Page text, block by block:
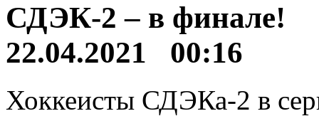
СДЭК-2 – в финале!
22.04.2021 00:16
Хоккеисты СДЭКа-2 в